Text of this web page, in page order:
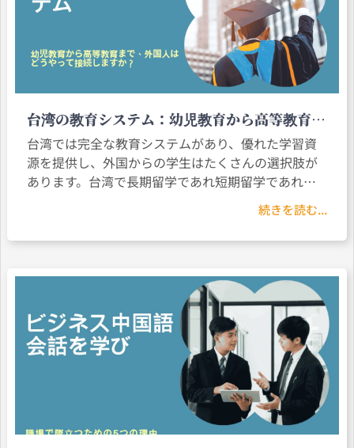
台湾の教育システム：幼児教育から高等教育ま
で、外国人はどうやって接続しますか？
台湾では完全な教育システムがあり、優れた学習資
源を提供し、外国からの学生はたくさんの選択肢が
あります。台湾で長期留学であれ短期留学であれ、
台湾の教育システムを理解すれば、学習環境に適応
できます。本文は台湾の教育制度を紹介し、様々な
学習段階の接続の方法を提供しています。
続きを読む...